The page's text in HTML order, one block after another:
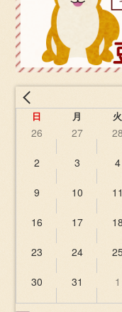
日 月 火
26 27 28
2 3 4
9 10 11
16 17 18
23 24
30 31 1